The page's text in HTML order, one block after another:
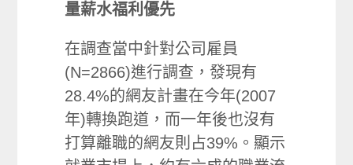
量薪水福利優先
在調查當中針對公司雇員
(N=2866)進行調查，發現有
28.4%的網友計畫在今年(2007
年)轉換跑道，而一年後也沒有
打算離職的網友則占39%。顯示